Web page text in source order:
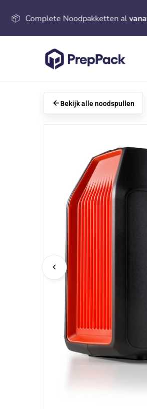
Noodpakketten alvanaf € 129,-
Bekijk alle noodspullen